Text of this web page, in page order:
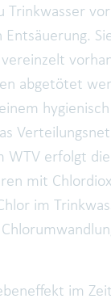
Trinkwasser
Entsäuerung.
abgetötet
WTV erfolgt
mit
im
im